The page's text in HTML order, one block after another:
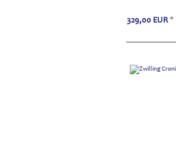
329,00 EUR *